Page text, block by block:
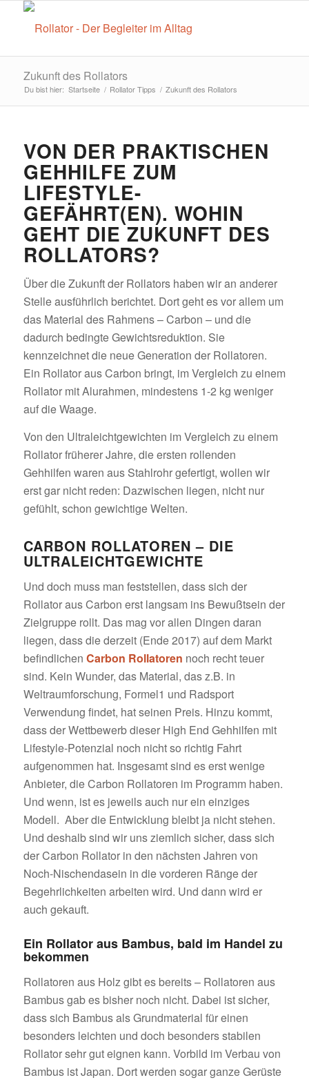
Zukunft des Rollators
Du bist hier: Startseite / Rollator Tipps / Zukunft des Rollators
VON DER PRAKTISCHEN
GEHHILFE ZUM
LIFESTYLE-
GEFÄHRT(EN). WOHIN
GEHT DIE ZUKUNFT DES
ROLLATORS?
Über die Zukunft der Rollators haben wir an anderer
Stelle ausführlich berichtet. Dort geht es vor allem um
das Material des Rahmens – Carbon – und die
dadurch bedingte Gewichtsreduktion. Sie
kennzeichnet die neue Generation der Rollatoren.
Ein Rollator aus Carbon bringt, im Vergleich zu einem
Rollator mit Alurahmen, mindestens 1-2 kg weniger
auf die Waage.
Von den Ultraleichtgewichten im Vergleich zu einem
Rollator früherer Jahre, die ersten rollenden
Gehhilfen waren aus Stahlrohr gefertigt, wollen wir
erst gar nicht reden: Dazwischen liegen, nicht nur
gefühlt, schon gewichtige Welten.
CARBON ROLLATOREN – DIE
ULTRALEICHTGEWICHTE
Und doch muss man feststellen, dass sich der
Rollator aus Carbon erst langsam ins Bewußtsein der
Zielgruppe rollt. Das mag vor allen Dingen daran
liegen, dass die derzeit (Ende 2017) auf dem Markt
befindlichen Carbon Rollatoren noch recht teuer
sind. Kein Wunder, das Material, das z.B. in
Weltraumforschung, Formel1 und Radsport
Verwendung findet, hat seinen Preis. Hinzu kommt,
dass der Wettbewerb dieser High End Gehhilfen mit
Lifestyle-Potenzial noch nicht so richtig Fahrt
aufgenommen hat. Insgesamt sind es erst wenige
Anbieter, die Carbon Rollatoren im Programm haben.
Und wenn, ist es jeweils auch nur ein einziges
Modell. Aber die Entwicklung bleibt ja nicht stehen.
Und deshalb sind wir uns ziemlich sicher, dass sich
der Carbon Rollator in den nächsten Jahren von
Noch-Nischendasein in die vorderen Ränge der
Begehrlichkeiten arbeiten wird. Und dann wird er
auch gekauft.
Ein Rollator aus Bambus, bald im Handel zu
bekommen
Rollatoren aus Holz gibt es bereits – Rollatoren aus
Bambus gab es bisher noch nicht. Dabei ist sicher,
dass sich Bambus als Grundmaterial für einen
besonders leichten und doch besonders stabilen
Rollator sehr gut eignen kann. Vorbild im Verbau von
Bambus ist Japan. Dort werden sogar ganze Gerüste